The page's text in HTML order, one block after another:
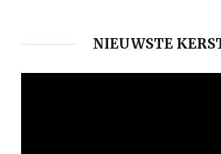
NIEUWSTE